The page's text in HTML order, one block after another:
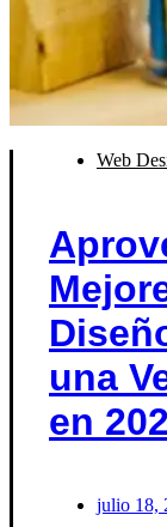
Web
una
en
julio 18,